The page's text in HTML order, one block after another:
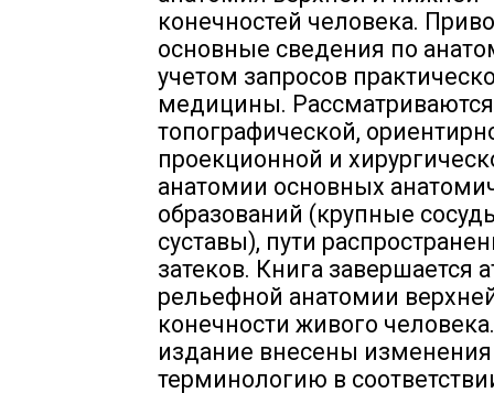
конечностей человека.
основные сведения по
учетом запросов
медицины.
топографической,
проекционной и
анатомии основных
образований (крупные
суставы), пути
затеков. Книга завершается
рельефной анатомии
конечности живого
издание внесены
терминологию в